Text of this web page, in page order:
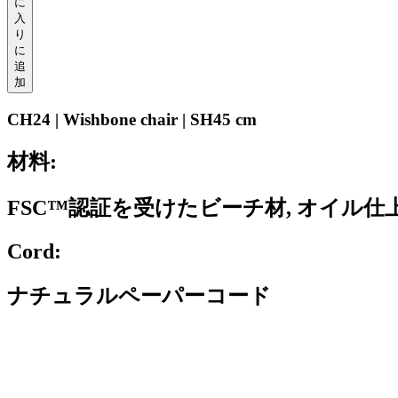
入
り
に
追
加
CH24 | Wishbone chair | SH45 cm
材料:
FSC™認証を受けたビーチ材, オイル仕
Cord:
ナチュラルペーパーコード